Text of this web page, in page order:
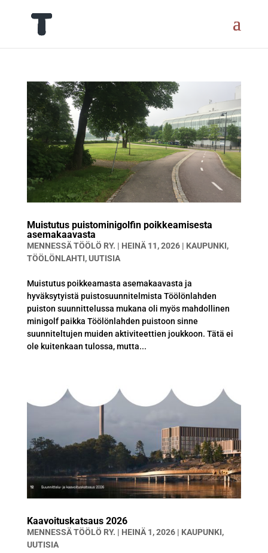
Muistutus puistominigolfin poikkeamisesta
asemakaavasta
MENNESSÄTÖÖLÖ RY. | HEINÄ 11, 2026| KAUPUNKI,
TÖÖLÖNLAHTI,UUTISIA
Muistutus poikkeamasta asemakaavasta ja
hyväksytyistä puistosuunnitelmista Töölönlahden
puiston suunnittelussa mukana oli myös mahdollinen
minigolf paikka Töölönlahden puistoon sinne
suunniteltujen muiden aktiviteettien joukkoon. Tätä ei
ole kuitenkaan tulossa, mutta...
Kaavoituskatsaus 2026
MENNESSÄTÖÖLÖ RY. | HEINÄ 1, 2026| KAUPUNKI,
UUTISIA